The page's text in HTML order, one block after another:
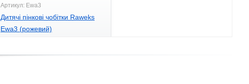
Артикул: Ewa3
Дитячі пінкові чобітки Raweks
Ewa3 (рожевий)